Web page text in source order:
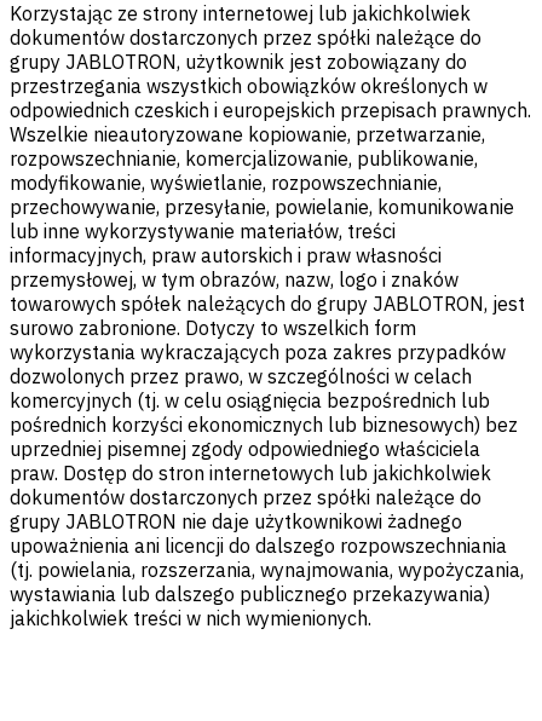
Korzystając ze strony internetowej lub jakichkolwiek
dokumentów dostarczonych przez spółki należące do
grupy JABLOTRON, użytkownik jest zobowiązany do
przestrzegania wszystkich obowiązków określonych w
odpowiednich czeskich i europejskich przepisach prawnych.
Wszelkie nieautoryzowane kopiowanie, przetwarzanie,
rozpowszechnianie, komercjalizowanie, publikowanie,
modyfikowanie, wyświetlanie, rozpowszechnianie,
przechowywanie, przesyłanie, powielanie, komunikowanie
lub inne wykorzystywanie materiałów, treści
informacyjnych, praw autorskich i praw własności
przemysłowej, w tym obrazów, nazw, logo i znaków
towarowych spółek należących do grupy JABLOTRON, jest
surowo zabronione. Dotyczy to wszelkich form
wykorzystania wykraczających poza zakres przypadków
dozwolonych przez prawo, w szczególności w celach
komercyjnych (tj. w celu osiągnięcia bezpośrednich lub
pośrednich korzyści ekonomicznych lub biznesowych) bez
uprzedniej pisemnej zgody odpowiedniego właściciela
praw. Dostęp do stron internetowych lub jakichkolwiek
dokumentów dostarczonych przez spółki należące do
grupy JABLOTRON nie daje użytkownikowi żadnego
upoważnienia ani licencji do dalszego rozpowszechniania
(tj. powielania, rozszerzania, wynajmowania, wypożyczania,
wystawiania lub dalszego publicznego przekazywania)
jakichkolwiek treści w nich wymienionych.